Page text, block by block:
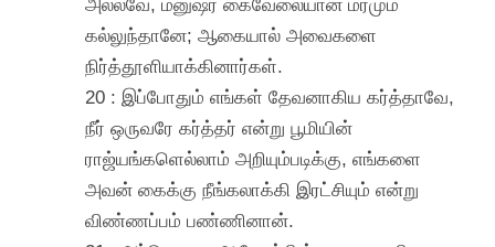
கல்லுந்தானே; ஆகையால் அவைகளை
நிர்த்தூளியாக்கினார்கள்.
20 : இப்போதும் எங்கள் தேவனாகிய கர்த்தாவே,
நீர் ஒருவரே கர்த்தர் என்று பூமியின்
ராஜ்யங்களெல்லாம் அறியும்படிக்கு, எங்களை
அவன் கைக்கு நீங்கலாக்கி இரட்சியும் என்று
விண்ணப்பம் பண்ணினான்.